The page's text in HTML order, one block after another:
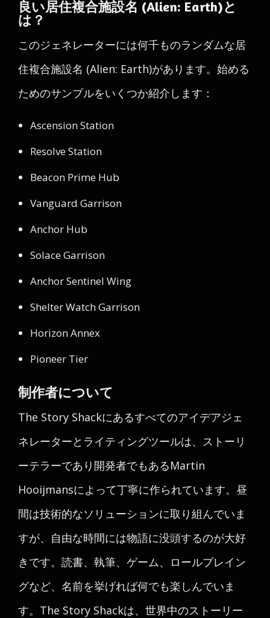
良い居住複合施設名 (Alien: Earth)と
は？
このジェネレーターには何千ものランダムな居
住複合施設名 (Alien: Earth)があります。始める
ためのサンプルをいくつか紹介します：
Ascension Station
Resolve Station
Beacon Prime Hub
Vanguard Garrison
Anchor Hub
Solace Garrison
Anchor Sentinel Wing
Shelter Watch Garrison
Horizon Annex
Pioneer Tier
制作者について
The Story Shackにあるすべてのアイデアジェ
ネレーターとライティングツールは、ストーリ
ーテラーであり開発者でもあるMartin
Hooijmansによって丁寧に作られています。昼
間は技術的なソリューションに取り組んでいま
すが、自由な時間には物語に没頭するのが大好
きです。読書、執筆、ゲーム、ロールプレイン
グなど、名前を挙げれば何でも楽しんでいま
す。The Story Shackは、世界中のストーリー